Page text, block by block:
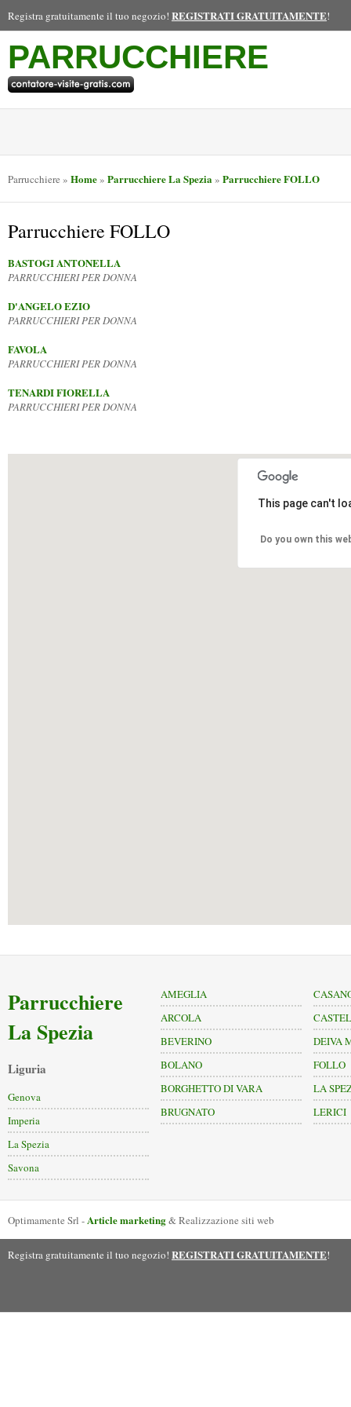
Registra gratuitamente il tuo negozio! REGISTRATI GRATUITAMENTE!
PARRUCCHIERE
Parrucchiere » Home» Parrucchiere La Spezia» Parrucchiere FOLLO
Parrucchiere FOLLO
BASTOGI ANTONELLA
PARRUCCHIERI PER DONNA
D'ANGELO EZIO
PARRUCCHIERI PER DONNA
FAVOLA
PARRUCCHIERI PER DONNA
TENARDI FIORELLA
PARRUCCHIERI PER DONNA
This page can't
Do you own this
Parrucchiere
La Spezia
Liguria
Genova
Imperia
La Spezia
Savona
AMEGLIA
ARCOLA
BEVERINO
BOLANO
BORGHETTO DI VARA
BRUGNATO
DEIVA
FOLLO
LA
LERICI
Optimamente Srl - Article marketing& Realizzazione siti web
Registra gratuitamente il tuo negozio! REGISTRATI GRATUITAMENTE!